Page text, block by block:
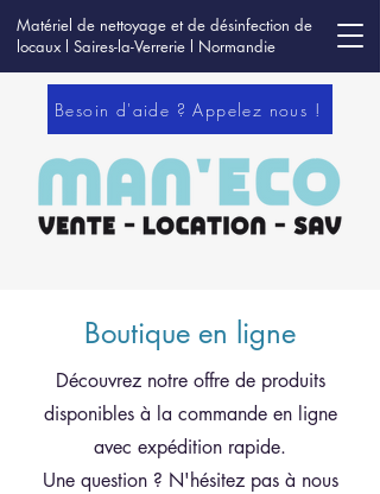
Matériel de nettoyage et de désinfection de
locaux l Saires-la-Verrerie l Normandie
Besoin d'aide ? Appelez nous !
Boutique en ligne
Découvrez notre offre de produits
disponibles à la commande en ligne
avec expédition rapide.
Une question ? N'hésitez pas à nous